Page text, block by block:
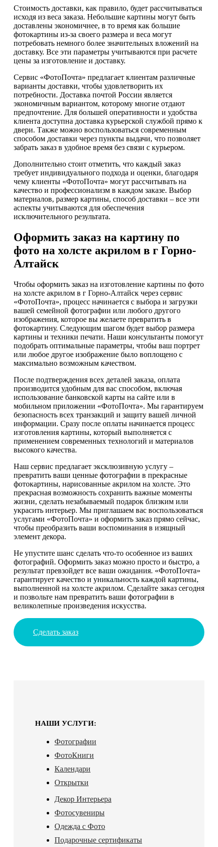
Стоимость доставки, как правило, будет рассчитываться
исходя из веса заказа. Небольшие картины могут быть
доставлены экономичнее, в то время как большие
фотокартины из-за своего размера и веса могут
потребовать немного более значительных вложений на
доставку. Все эти параметры учитываются при расчете
цены за изготовление и доставку.
Сервис «ФотоПочта» предлагает клиентам различные
варианты доставки, чтобы удовлетворить их
потребности. Доставка почтой России является
экономичным вариантом, которому многие отдают
предпочтение. Для большей оперативности и удобства
клиента доступна доставка курьерской службой прямо к
двери. Также можно воспользоваться современным
способом доставки через пункты выдачи, что позволяет
забрать заказ в удобное время без связи с курьером.
Дополнительно стоит отметить, что каждый заказ
требует индивидуального подхода и оценки, благодаря
чему клиенты «ФотоПочта» могут рассчитывать на
качество и профессионализм в каждом заказе. Выбор
материалов, размер картины, способ доставки – все эти
аспекты учитываются для обеспечения
исключительного результата.
Оформить заказ на картину по
фото на холсте акрилом в г Горно-
Алтайск
Чтобы оформить заказ на изготовление картины по фото
на холсте акрилом в г Горно-Алтайск через сервис
«ФотоПочта», процесс начинается с выбора и загрузки
вашей семейной фотографии или любого другого
изображения, которое вы желаете превратить в
фотокартину. Следующим шагом будет выбор размера
картины и техники печати. Наши консультанты помогут
подобрать оптимальные параметры, чтобы ваш портрет
или любое другое изображение было воплощено с
максимально возможным качеством.
После подтверждения всех деталей заказа, оплата
производится удобным для вас способом, включая
использование банковской карты на сайте или в
мобильном приложении «ФотоПочта». Мы гарантируем
безопасность всех транзакций и защиту вашей личной
информации. Сразу после оплаты начинается процесс
изготовления картины, который выполняется с
применением современных технологий и материалов
высокого качества.
Наш сервис предлагает эксклюзивную услугу –
превратить ваши ценные фотографии в прекрасные
фотокартины, нарисованные акрилом на холсте. Это
прекрасная возможность сохранить важные моменты
жизни, сделать незабываемый подарок близким или
украсить интерьер. Мы приглашаем вас воспользоваться
услугами «ФотоПочта» и оформить заказ прямо сейчас,
чтобы преобразить ваши воспоминания в изящный
элемент декора.
Не упустите шанс сделать что-то особенное из ваших
фотографий. Оформить заказ можно просто и быстро, а
результат превзойдет все ваши ожидания. «ФотоПочта»
гарантирует качество и уникальность каждой картины,
выполненной на холсте акрилом. Сделайте заказ сегодня
и позвольте нам превратить ваши фотографии в
великолепные произведения искусства.
Сделать заказ
НАШИ УСЛУГИ:
Фотографии
ФотоКниги
Календари
Открытки
Декор Интерьера
Фотосувениры
Одежда с Фото
Подарочные сертификаты